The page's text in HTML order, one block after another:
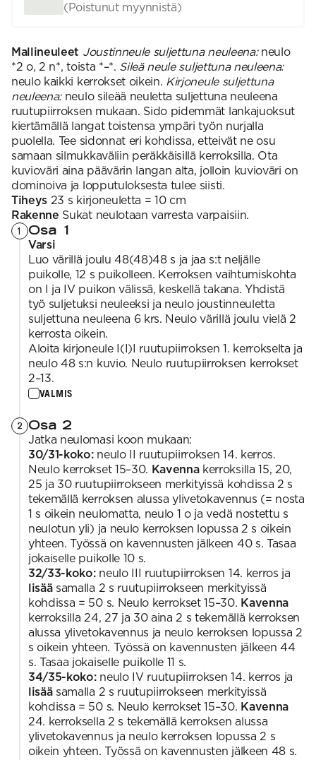
(Poistunut myynnistä)
Mallineuleet Joustinneule suljettuna neuleena:neulo
*2 o, 2 n*, toista *–*. Sileä neule suljettuna neuleena:
neulo kaikki kerrokset oikein. Kirjoneule suljettuna
neuleena:neulo sileää neuletta suljettuna neuleena
ruutupiirroksen mukaan. Sido pidemmät lankajuoksut
kiertämällä langat toistensa ympäri työn nurjalla
puolella. Tee sidonnat eri kohdissa, etteivät ne osu
samaan silmukkaväliin peräkkäisillä kerroksilla. Ota
kuvioväri aina päävärin langan alta, jolloin kuvioväri on
dominoiva ja lopputuloksesta tulee siisti.
Tiheys 23 s kirjoneuletta = 10 cm
Rakenne Sukat neulotaan varresta varpaisiin.
1 Osa 1
Varsi
Luo värillä joulu 48(48)48 s ja jaa s:t neljälle
puikolle, 12 s puikolleen. Kerroksen vaihtumiskohta
on I ja IV puikon välissä, keskellä takana. Yhdistä
työ suljetuksi neuleeksi ja neulo joustinneuletta
suljettuna neuleena 6 krs. Neulo värillä joulu vielä 2
kerrosta oikein.
Aloita kirjoneule I(I)I ruutupiirroksen 1. kerrokselta ja
neulo 48 s:n kuvio. Neulo ruutupiirroksen kerrokset
2–13.
VALMIS
2 Osa 2
Jatka neulomasi koon mukaan:
30/31-koko: neulo II ruutupiirroksen 14. kerros.
Neulo kerrokset 15–30. Kavennakerroksilla 15, 20,
25 ja 30 ruutupiirrokseen merkityissä kohdissa 2 s
tekemällä kerroksen alussa ylivetokavennus (= nosta
1 s oikein neulomatta, neulo 1 o ja vedä nostettu s
neulotun yli) ja neulo kerroksen lopussa 2 s oikein
yhteen. Työssä on kavennusten jälkeen 40 s. Tasaa
jokaiselle puikolle 10 s.
32/33-koko:neulo III ruutupiirroksen 14. kerros ja
lisääsamalla 2 s ruutupiirrokseen merkityissä
kohdissa = 50 s. Neulo kerrokset 15–30. Kavenna
kerroksilla 24, 27 ja 30 aina 2 s tekemällä kerroksen
alussa ylivetokavennus ja neulo kerroksen lopussa 2
s oikein yhteen. Työssä on kavennusten jälkeen 44
s. Tasaa jokaiselle puikolle 11 s.
34/35-koko:neulo IV ruutupiirroksen 14. kerros ja
lisääsamalla 2 s ruutupiirrokseen merkityissä
kohdissa = 50 s. Neulo kerrokset 15–30. Kavenna
24. kerroksella 2 s tekemällä kerroksen alussa
ylivetokavennus ja neulo kerroksen lopussa 2 s
oikein yhteen. Työssä on kavennusten jälkeen 48 s.